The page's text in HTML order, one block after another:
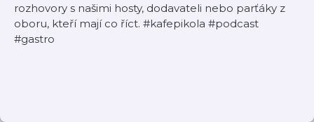
rozhovory s našimi hosty, dodavateli nebo parťáky z
oboru, kteří mají co říct. #kafepikola #podcast
#gastro